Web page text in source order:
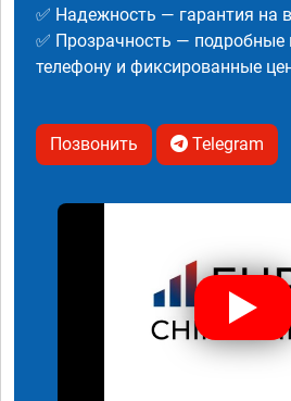
✅ Надежность — гарантия на
✅ Прозрачность — подробные
телефону и фиксированные
Позвонить Telegram